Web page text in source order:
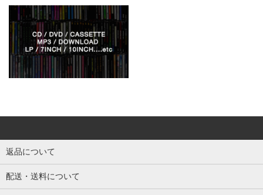
返品について
配送・送料について